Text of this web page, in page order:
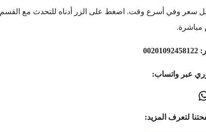
سعر وفي أسرع وقت. اضغط على الزر أدناه للتحدث مع القسم
مباشرة.
00201092458122
عبر واتساب:
لتعرف المزيد: